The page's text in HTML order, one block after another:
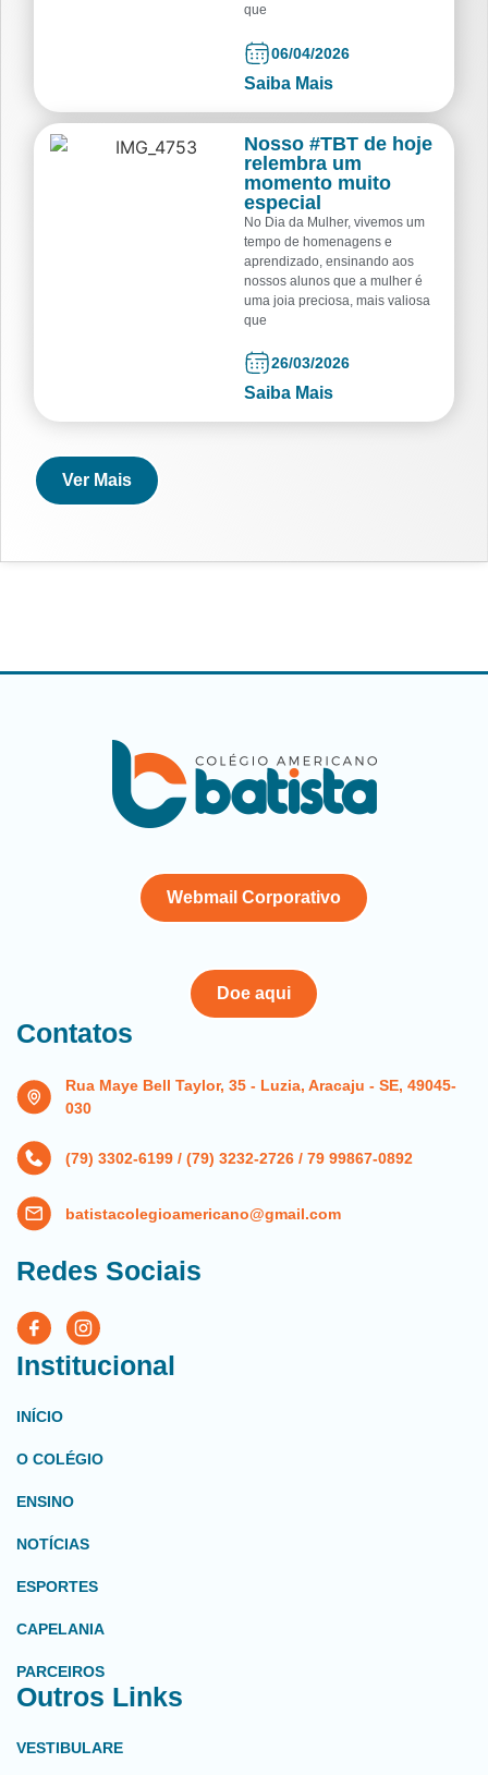
que
06/04/2026
Saiba Mais
Nosso #TBT de hoje
relembra um
momento muito
especial
No Dia da Mulher, vivemos um
tempo de homenagens e
aprendizado, ensinando aos
nossos alunos que a mulher é
uma joia preciosa, mais valiosa
que
26/03/2026
Saiba Mais
Ver Mais
Webmail Corporativo
Doe aqui
Contatos
Rua Maye Bell Taylor, 35 - Luzia, Aracaju - SE, 49045-
030
(79) 3302-6199 / (79) 3232-2726 / 79 99867-0892
batistacolegioamericano@gmail.com
Redes Sociais
Institucional
INÍCIO
O COLÉGIO
ENSINO
NOTÍCIAS
ESPORTES
CAPELANIA
PARCEIROS
Outros Links
VESTIBULARE